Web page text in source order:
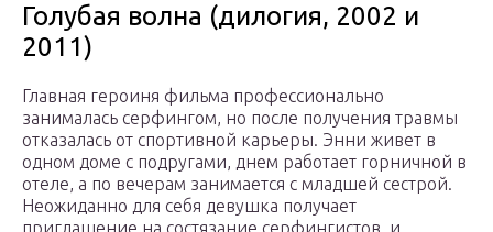
Голубая волна (дилогия, 2002 и
2011)
Главная героиня фильма профессионально
занималась серфингом, но после получения травмы
отказалась от спортивной карьеры. Энни живет в
одном доме с подругами, днем работает горничной в
отеле, а по вечерам занимается с младшей сестрой.
Неожиданно для себя девушка получает
приглашение на состязание серфингистов, и